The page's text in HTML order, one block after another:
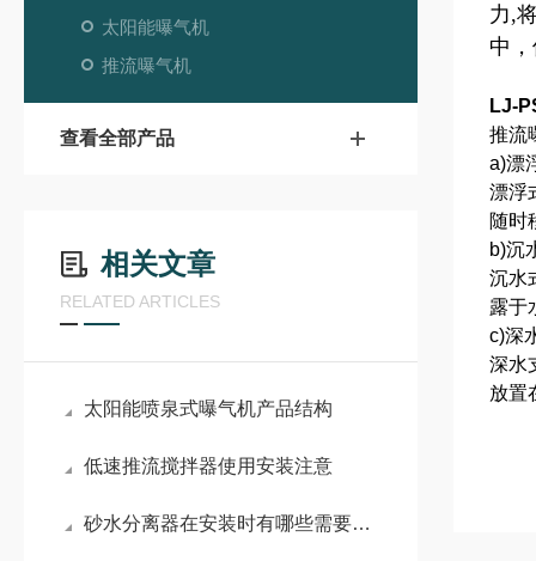
太阳能曝气机
推流曝气机
查看全部产品
相关文章
RELATED ARTICLES
太阳能喷泉式曝气机产品结构
低速推流搅拌器使用安装注意
砂水分离器在安装时有哪些需要注意的呢
力,
中
LJ-
推流
a)漂
漂浮
随时
b)沉
沉水
露于
c)深
深水
放置